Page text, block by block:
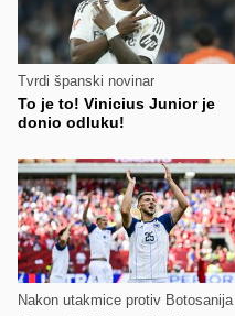
Tvrdi španski novinar
To je to! Vinicius Junior je
donio odluku!
Nakon utakmice protiv Botosanija